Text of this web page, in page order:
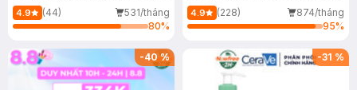
Mới)
4.9 (44)
531/tháng
80%
4.9 (228)
874/tháng
95%
-40% -31 %